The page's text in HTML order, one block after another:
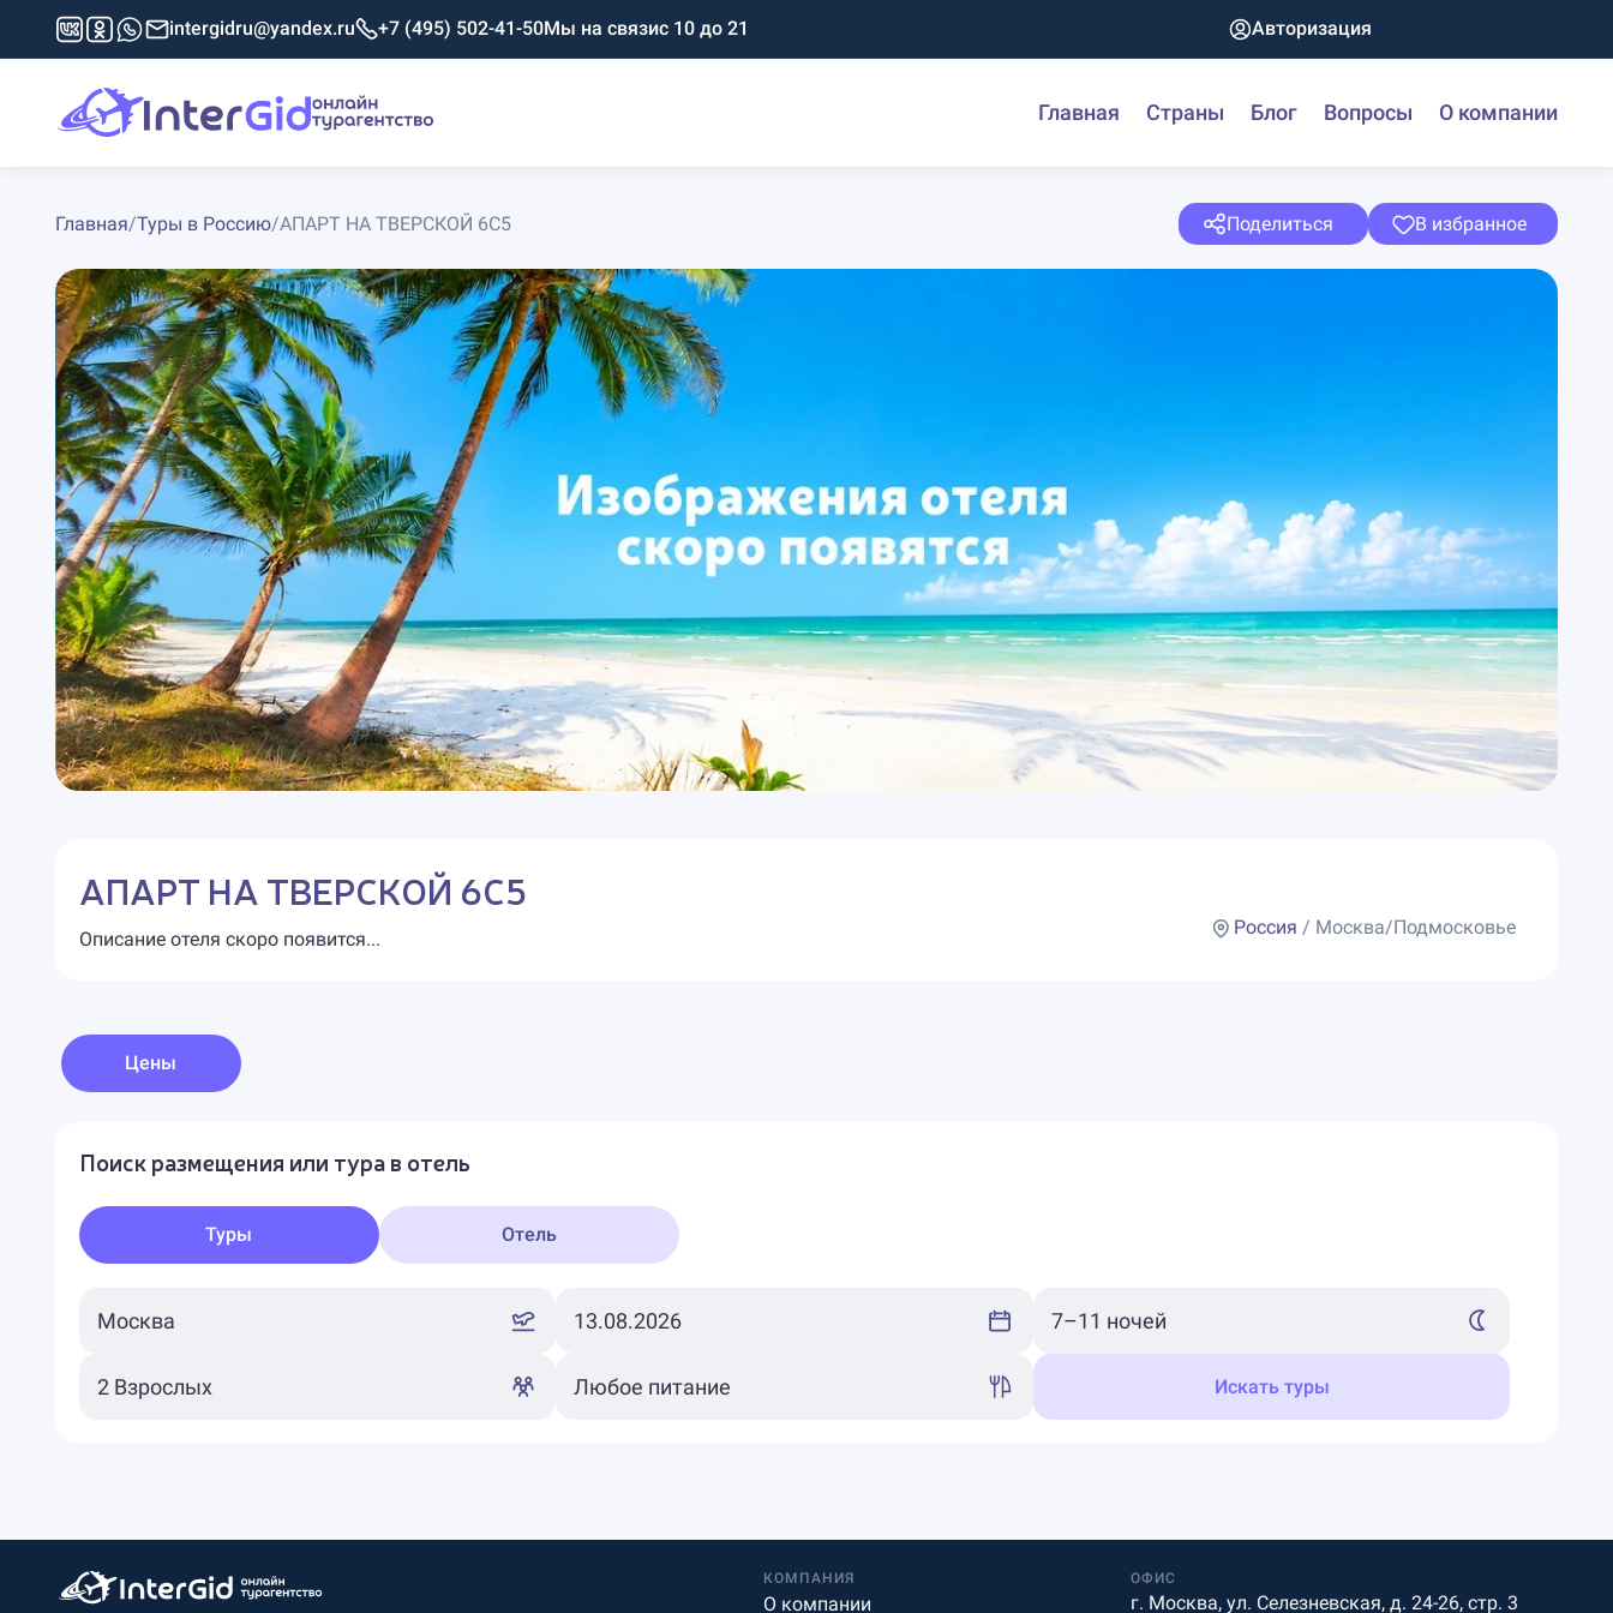
intergidru@yandex.ru +7 (495) 502-41-50Мы на связис 10 до 21 Авторизация
Главная Страны Блог Вопросы О компании
Главная/Туры в Россию/АПАРТ НА ТВЕРСКОЙ 6С5 Поделиться В избранное
АПАРТ НА ТВЕРСКОЙ 6С5
Описание отеля скоро появится...
Россия / Москва/Подмосковье
Цены
Поиск размещения или тура в отель
Туры Отель
Искать туры
КОМПАНИЯ
О компании
ОФИС
г. Москва, ул. Селезневская, д. 24-26, стр. 3